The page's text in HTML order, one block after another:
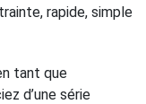
rapide, simple
tant que
d’une série